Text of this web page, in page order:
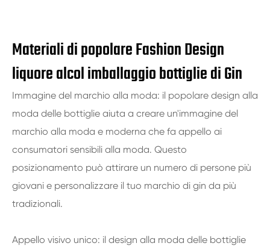
Materiali di popolare Fashion Design
liquore alcol imballaggio bottiglie di Gin
Immagine del marchio alla moda: il popolare design alla
moda delle bottiglie aiuta a creare un'immagine del
marchio alla moda e moderna che fa appello ai
consumatori sensibili alla moda. Questo
posizionamento può attirare un numero di persone più
giovani e personalizzare il tuo marchio di gin da più
tradizionali.
Appello visivo unico: il design alla moda delle bottiglie